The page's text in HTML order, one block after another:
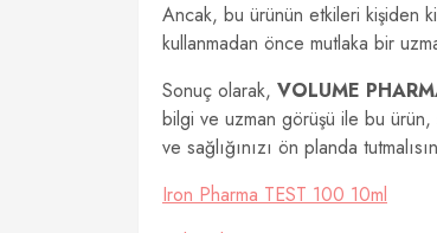
Ancak, bu ürünün etkileri kişiden
kullanmadan önce mutlaka bir
Sonuç olarak, VOLUME
bilgi ve uzman görüşü ile bu ürün,
ve sağlığınızı ön planda
Iron Pharma TEST 100 10ml